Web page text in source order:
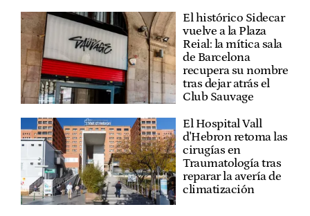
El histórico Sidecar
vuelve a la Plaza
Reial: la mítica sala
de Barcelona
recupera su nombre
tras dejar atrás el
Club Sauvage
El Hospital Vall
d'Hebron retoma las
cirugías en
Traumatología tras
reparar la avería de
climatización